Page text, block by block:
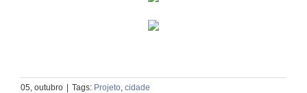
05, outubro Tags: Projeto, cidade